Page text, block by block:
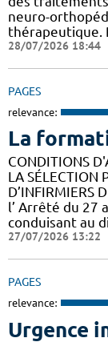
neuro-
thérapeutique.
28/07/2026 18:44
PAGES
relevance:
La
CONDITIONS
LA SÉLECTION
D’INFIRMIERS
l’ Arrêté du 27
conduisant au di
27/07/2026 13:22
PAGES
relevance:
Urgence